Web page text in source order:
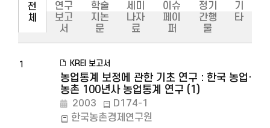
전
체
연구
보고
서
학술
지논
문
세미
나자
료
이슈
페이
퍼
정기
간행
물
기
타
1 KREI 보고서
농업통계 보정에 관한 기초 연구 : 한국 농업·
농촌 100년사 농업통계 연구 (1)
2003
D174-1
한국농촌경제연구원